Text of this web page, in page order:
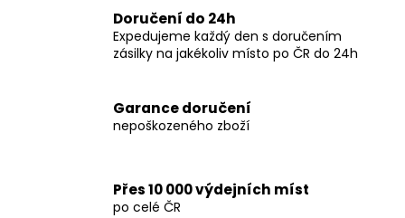
Doručení do 24h
Expedujeme každý den s doručením
zásilky na jakékoliv místo po ČR do 24h
Garance doručení
nepoškozeného zboží
Přes 10 000 výdejních míst
po celé ČR